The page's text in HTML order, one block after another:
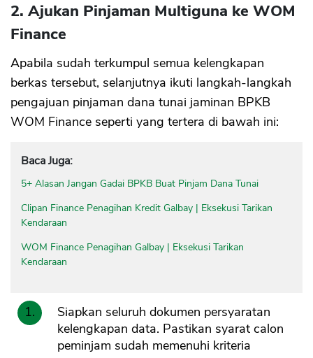
2. Ajukan Pinjaman Multiguna ke WOM
Finance
Apabila sudah terkumpul semua kelengkapan
berkas tersebut, selanjutnya ikuti langkah-langkah
pengajuan pinjaman dana tunai jaminan BPKB
WOM Finance seperti yang tertera di bawah ini:
Baca Juga:
5+ Alasan Jangan Gadai BPKB Buat Pinjam Dana Tunai
Clipan Finance Penagihan Kredit Galbay | Eksekusi Tarikan
Kendaraan
WOM Finance Penagihan Galbay | Eksekusi Tarikan
Kendaraan
Siapkan seluruh dokumen persyaratan
kelengkapan data. Pastikan syarat calon
peminjam sudah memenuhi kriteria